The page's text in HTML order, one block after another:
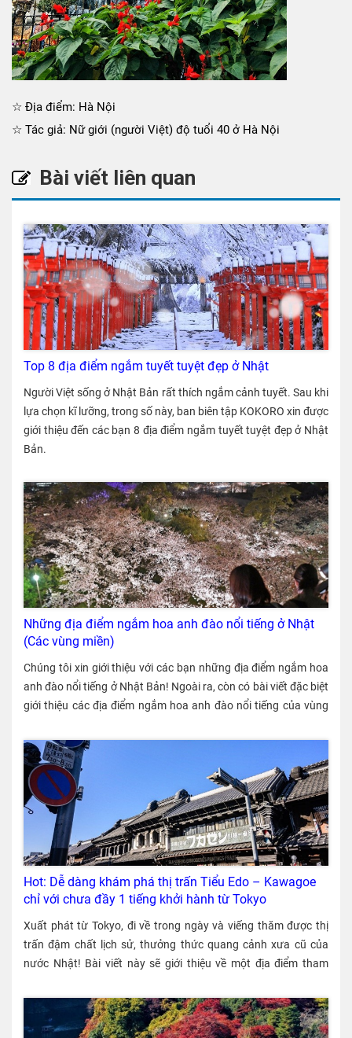
☆ Địa điểm: Hà Nội
☆ Tác giả: Nữ giới (người Việt) độ tuổi 40 ở Hà Nội
Bài viết liên quan
Top 8 địa điểm ngắm tuyết tuyệt đẹp ở Nhật
Người Việt sống ở Nhật Bản rất thích ngắm cảnh tuyết. Sau khi
lựa chọn kĩ lưỡng, trong số này, ban biên tập KOKORO xin được
giới thiệu đến các bạn 8 địa điểm ngắm tuyết tuyệt đẹp ở Nhật
Bản.
Những địa điểm ngắm hoa anh đào nổi tiếng ở Nhật
(Các vùng miền)
Chúng tôi xin giới thiệu với các bạn những địa điểm ngắm hoa
anh đào nổi tiếng ở Nhật Bản! Ngoài ra, còn có bài viết đặc biệt
giới thiệu các địa điểm ngắm hoa anh đào nổi tiếng của vùng
Hot: Dễ dàng khám phá thị trấn Tiểu Edo – Kawagoe
chỉ với chưa đầy 1 tiếng khởi hành từ Tokyo
Xuất phát từ Tokyo, đi về trong ngày và viếng thăm được thị
trấn đậm chất lịch sử, thưởng thức quang cảnh xưa cũ của
nước Nhật! Bài viết này sẽ giới thiệu về một địa điểm tham
Edo”.